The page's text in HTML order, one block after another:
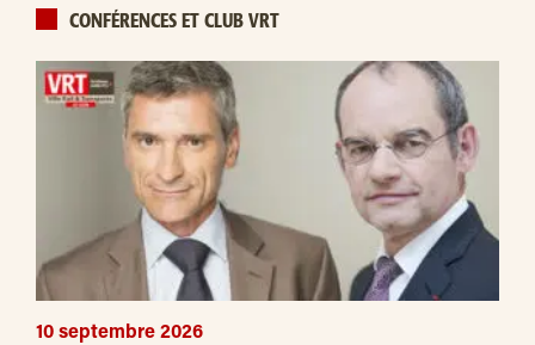
CONFÉRENCES ET CLUB VRT
10 septembre 2026